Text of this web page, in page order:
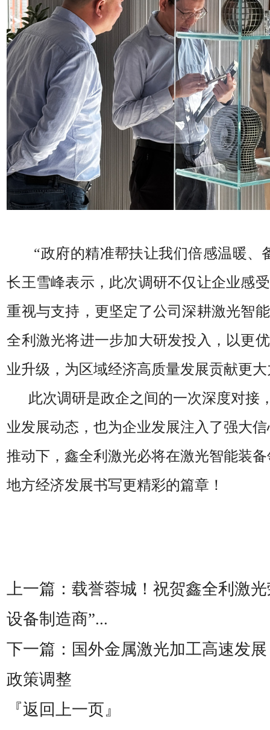
“政府的精准帮扶让我们倍感温暖、
长王雪峰表示，此次调研不仅让企业感
重视与支持，更坚定了公司深耕激光智
全利 激光将进一步加大研发投入，以更
业升级，为区域经济高质量发展贡献更
此次调研是政企之间的一次深度对接
业发展动态，也为企业发展注入了强大
推动下，鑫全利激光必将在激光智能装
地方经济发展书写更精彩的篇章！
上一篇：载誉蓉城！祝贺鑫全利激
设备制造商”...
下一篇： 国外金属激光加工高速发
政策调整
『返回上一页』